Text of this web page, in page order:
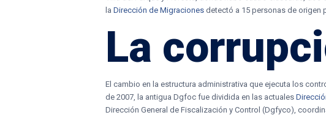
laDirección de Migraciones detectó a 15 personas de origen
La
El cambio en la estructura administrativa que ejecuta los
de 2007, la antigua Dgfoc fue dividida en las actuales
Dirección General de Fiscalización y Control (Dgfyco),